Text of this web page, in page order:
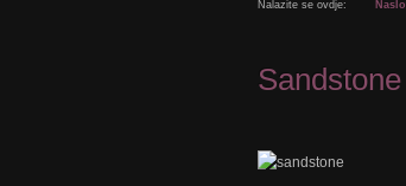
Nalazite se ovdje: